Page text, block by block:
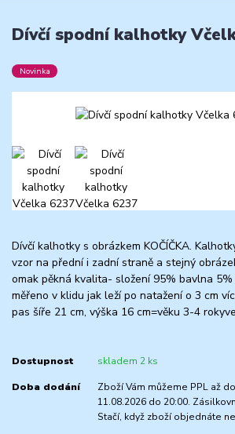
Dívčí spodní kalhotky
Novinka
Dívčí kalhotky s obrázkem KOČÍČKA.
vzor na přední i zadní straně a stejný
omak pěkná kvalita- složení 95% bavlna
měřeno v klidu jak leží po natažení o 3 cm
pas šíře 21 cm, výška 16 cm=věku 3-4
Dostupnost skladem 2 ks
Doba dodání
Zboží Vám můžeme PPL až
11.08.2026 do 20:00.
Stačí, když zboží objednáte